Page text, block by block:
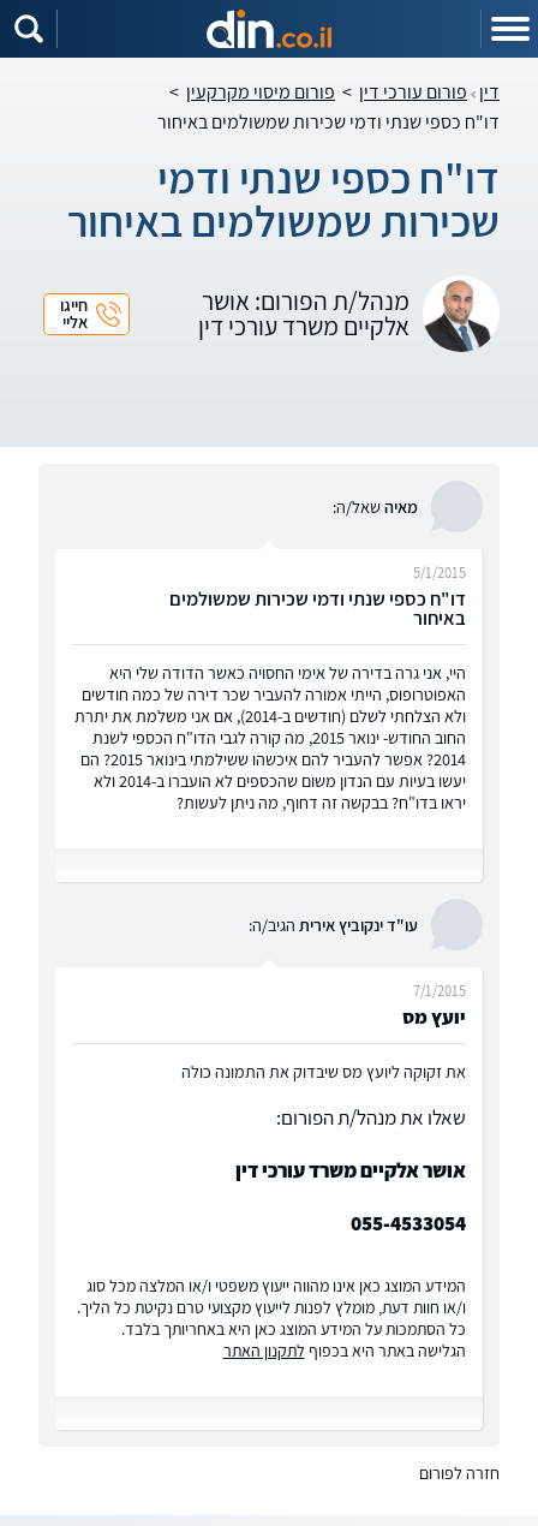
דין פורום עורכי דין > פורום מיסוי מקרקעין >
דו"ח כספי שנתי ודמי שכירות שמשולמים באיחור
דו"ח כספי שנתי ודמי
שכירות שמשולמים באיחור
מנהל/ת הפורום: אושר
אלקיים משרד עורכי דין
חייגו
אליי
מאיהשאל/ה:
דו"ח כספי שנתי ודמי שכירות שמשולמים
באיחור
5/1/2015
היי, אני גרה בדירה של אימי החסויה כאשר הדודה שלי היא
האפוטרופוס, הייתי אמורה להעביר שכר דירה של כמה חודשים
ולא הצלחתי לשלם (חודשים ב-2014), אם אני משלמת את יתרת
החוב החודש- ינואר 2015, מה קורה לגבי הדו"ח הכספי לשנת
2014? אפשר להעביר להם איכשהו ששילמתי בינואר 2015? הם
יעשו בעיות עם הנדון משום שהכספים לא הועברו ב-2014 ולא
יראו בדו"ח? בבקשה זה דחוף, מה ניתן לעשות?
עו"ד ינקוביץ אירית הגיב/ה:
יועץ מס
7/1/2015
את זקוקה ליועץ מס שיבדוק את התמונה כולה
שאלו את מנהל/ת הפורום:
אושר אלקיים משרד עורכי דין
055-4533054
המידע המוצג כאן אינו מהווה ייעוץ משפטי ו/או המלצה מכל סוג
ו/או חוות דעת, מומלץ לפנות לייעוץ מקצועי טרם נקיטת כל הליך.
כל הסתמכות על המידע המוצג כאן היא באחריותך בלבד.
הגלישה באתר היא בכפוף לתקנון האתר
חזרה לפורום